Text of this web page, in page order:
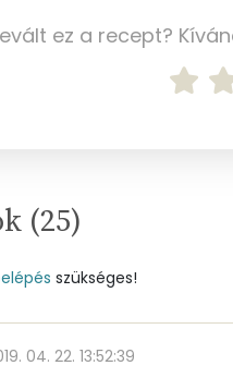
ez a recept?
(25)
szükséges!
04. 22. 13:52:39